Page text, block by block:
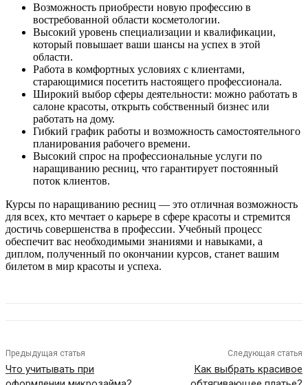
Возможность приобрести новую профессию в
востребованной области косметологии.
Высокий уровень специализации и квалификации,
который повышает ваши шансы на успех в этой
области.
Работа в комфортных условиях с клиентами,
старающимися посетить настоящего профессионала.
Широкий выбор сферы деятельности: можно работать в
салоне красоты, открыть собственный бизнес или
работать на дому.
Гибкий график работы и возможность самостоятельного
планирования рабочего времени.
Высокий спрос на профессиональные услуги по
наращиванию ресниц, что гарантирует постоянный
поток клиентов.
Курсы по наращиванию ресниц — это отличная возможность
для всех, кто мечтает о карьере в сфере красоты и стремится
достичь совершенства в профессии. Учебный процесс
обеспечит вас необходимыми знаниями и навыками, а
диплом, полученный по окончании курсов, станет вашим
билетом в мир красоты и успеха.
Предыдущая статья
Что учитывать при
Следующая статья
Как выбрать красивое